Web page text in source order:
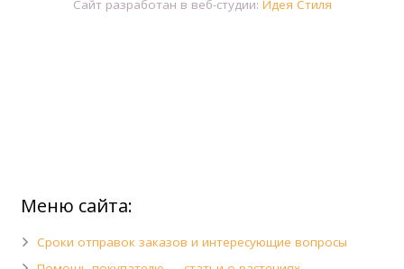
Сайт разработан в веб-студии: Идея Стиля
Меню сайта:
Сроки отправок заказов и интересующие вопросы